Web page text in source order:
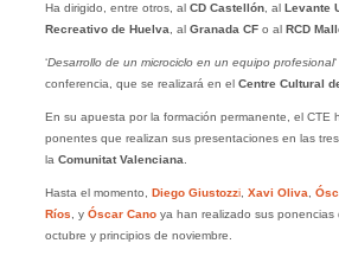
Ha dirigido, entre otros, al CD Castellón, al Levante
Recreativo de Huelva, al Granada CFo al RCD
‘Desarrollo de un microciclo en un equipo profesional
conferencia, que se realizará en el Centre Cultural
En su apuesta por la formación permanente, el CTE
ponentes que realizan sus presentaciones en las
la Comunitat Valenciana.
Hasta el momento, Diego Giustozzi, Xavi Oliva,
Ríos, y Óscar Canoya han realizado sus ponencias
octubre y principios de noviembre.